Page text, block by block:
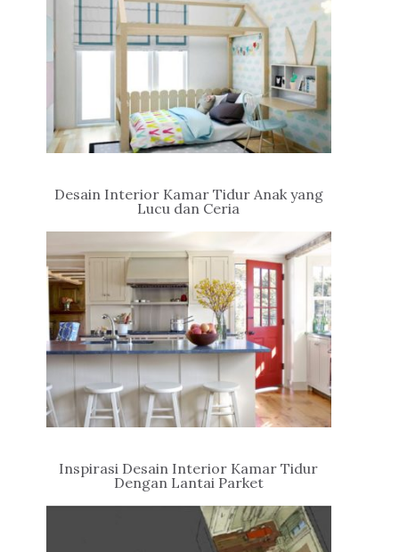
Desain Interior Kamar Tidur Anak yang
Lucu dan Ceria
Inspirasi Desain Interior Kamar Tidur
Dengan Lantai Parket